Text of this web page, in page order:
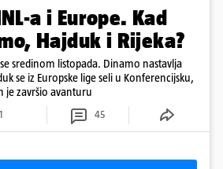
a i Europe. Kad
Hajduk i Rijeka?
sredinom listopada. Dinamo nastavlja
se iz Europske lige seli u Konferencijsku,
je završio avanturu
45